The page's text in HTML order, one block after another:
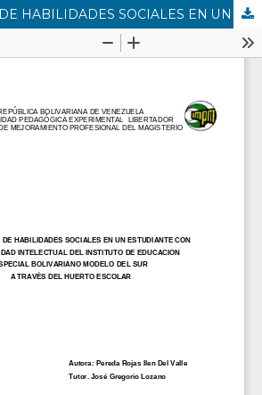
DESARROLLO DE HABILIDADES SOCIALES EN UN ESTUDIANTE CON DISCAPACIDAD INTELECTUAL DEL INSTITUTO DE EDUCACIÓN ESPECIAL BOLIVARIANO MODELO DEL SUR A TRAVÉS DEL HUERTO ESCOLAR